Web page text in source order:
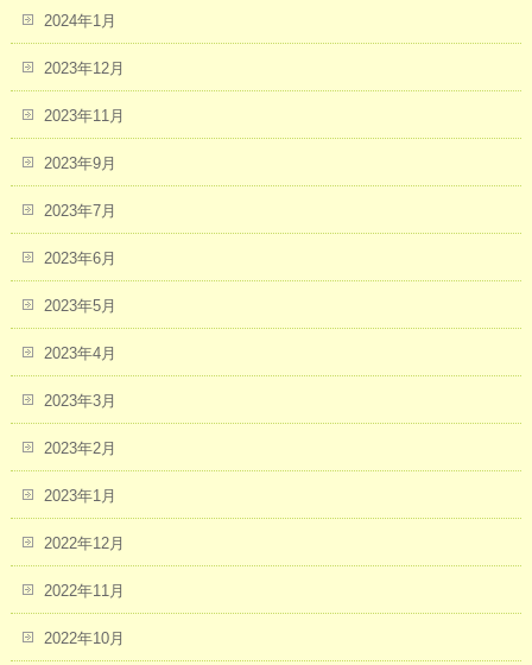
2024年1月
2023年12月
2023年11月
2023年9月
2023年7月
2023年6月
2023年5月
2023年4月
2023年3月
2023年2月
2023年1月
2022年12月
2022年11月
2022年10月